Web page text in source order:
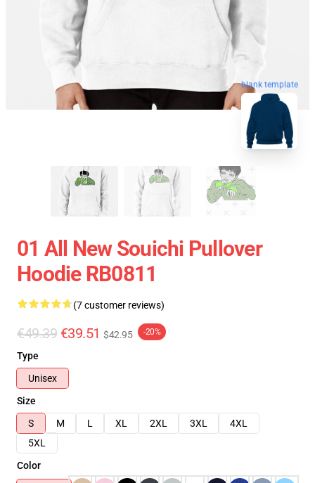
blank template
01 All New Souichi Pullover
Hoodie RB0811
(7 customer reviews)
€49.39 €39.51 $42.95 -20%
Type
Unisex
Size
S
M L XL 2XL 3XL
4XL
5XL
Color